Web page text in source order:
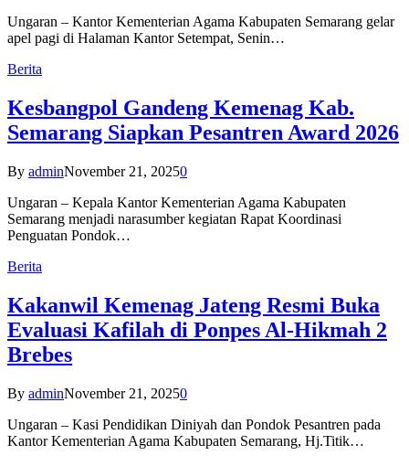
Ungaran – Kantor Kementerian Agama Kabupaten Semarang gelar
apel pagi di Halaman Kantor Setempat, Senin…
Berita
Kesbangpol Gandeng Kemenag Kab.
Semarang Siapkan Pesantren Award 2026
By adminNovember 21, 20250
Ungaran – Kepala Kantor Kementerian Agama Kabupaten
Semarang menjadi narasumber kegiatan Rapat Koordinasi
Penguatan Pondok…
Berita
Kakanwil Kemenag Jateng Resmi Buka
Evaluasi Kafilah di Ponpes Al-Hikmah 2
Brebes
By adminNovember 21, 20250
Ungaran – Kasi Pendidikan Diniyah dan Pondok Pesantren pada
Kantor Kementerian Agama Kabupaten Semarang, Hj.Titik…